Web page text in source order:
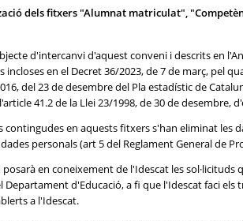
dels fitxers "Alumnat matriculat",
d'intercanvi d'aquest conveni i descrits en
incloses en el Decret 36/2023, de 7 de març, pel
del 23 de desembre del Pla estadístic de
41.2 de la Llei 23/1998, de 30 de desembre,
contingudes en aquests fitxers s'han eliminat
personals (art 5 del Reglament General de
en coneixement de l'Idescat les
Departament d'Educació, a fi que l'Idescat faci
a l'Idescat.